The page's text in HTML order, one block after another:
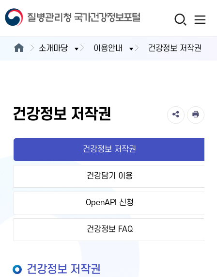
소개마당 이용안내 건강정보 저작권
건강정보 저작권
건강정보 저작권
건강담기 이용
OpenAPI 신청
건강정보 FAQ
건강정보 저작권